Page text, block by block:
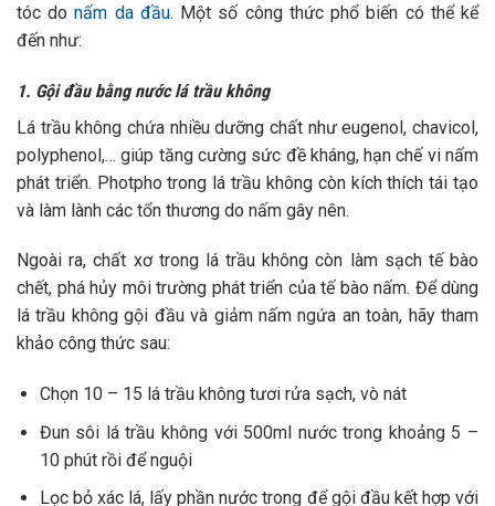
tóc donấm da đầu. Một số công thức phổ biến có thể kể
đến như:
1. Gội đầu bằng nước lá trầu không
Lá trầu không chứa nhiều dưỡng chất như eugenol, chavicol,
polyphenol,… giúp tăng cường sức đề kháng, hạn chế vi nấm
phát triển. Photpho trong lá trầu không còn kích thích tái tạo
và làm lành các tổn thương do nấm gây nên.
Ngoài ra, chất xơ trong lá trầu không còn làm sạch tế bào
chết, phá hủy môi trường phát triển của tế bào nấm. Để dùng
lá trầu không gội đầu và giảm nấm ngứa an toàn, hãy tham
khảo công thức sau:
Chọn 10 – 15 lá trầu không tươi rửa sạch, vò nát
Đun sôi lá trầu không với 500ml nước trong khoảng 5 –
10 phút rồi để nguội
Lọc bỏ xác lá, lấy phần nước trong để gội đầu kết hợp với